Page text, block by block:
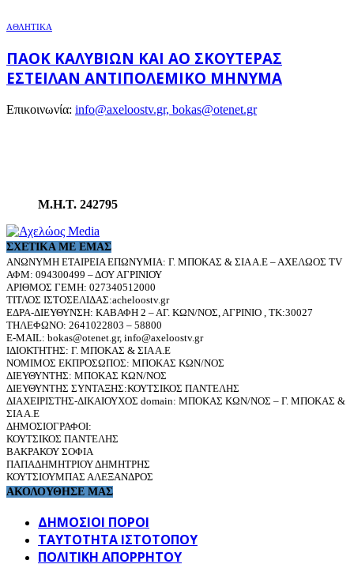
ΑΘΛΗΤΙΚΑ
ΠΑΟΚ ΚΑΛΥΒΊΩΝ ΚΑΙ ΑΟ ΣΚΟΥΤΕΡΆΣ
ΈΣΤΕΙΛΑΝ ΑΝΤΙΠΟΛΕΜΙΚΌ ΜΉΝΥΜΑ
Επικοινωνία: info@axeloostv.gr, bokas@otenet.gr
Μ.Η.Τ. 242795
ΣΧΕΤΙΚΆ ΜΕ ΕΜΆΣ
ΑΝΩΝΥΜΗ ΕΤΑΙΡΕΙΑ ΕΠΩΝΥΜΙΑ: Γ. ΜΠΟΚΑΣ & ΣΙΑ Α.Ε – ΑΧΕΛΩΟΣ TV
ΑΦΜ: 094300499 – ΔΟΥ ΑΓΡΙΝΙΟΥ
ΑΡΙΘΜΟΣ ΓΕΜΗ: 027340512000
ΤΙΤΛΟΣ ΙΣΤΟΣΕΛΙΔΑΣ:acheloostv.gr
ΕΔΡΑ-ΔΙΕΥΘΥΝΣΗ: ΚΑΒΑΦΗ 2 – ΑΓ. ΚΩΝ/ΝΟΣ, ΑΓΡΙΝΙΟ , ΤΚ:30027
ΤΗΛΕΦΩΝΟ: 2641022803 – 58800
E-MAIL: bokas@otenet.gr, info@axeloostv.gr
ΙΔΙΟΚΤΗΤΗΣ: Γ. ΜΠΟΚΑΣ & ΣΙΑ Α.Ε
ΝΟΜΙΜΟΣ ΕΚΠΡΟΣΩΠΟΣ: ΜΠΟΚΑΣ ΚΩΝ/ΝΟΣ
ΔΙΕΥΘΥΝΤΗΣ: ΜΠΟΚΑΣ ΚΩΝ/ΝΟΣ
ΔΙΕΥΘΥΝΤΗΣ ΣΥΝΤΑΞΗΣ:ΚΟΥΤΣΙΚΟΣ ΠΑΝΤΕΛΗΣ
ΔΙΑΧΕΙΡΙΣΤΗΣ-ΔΙΚΑΙΟΥΧΟΣ domain: ΜΠΟΚΑΣ ΚΩΝ/ΝΟΣ – Γ. ΜΠΟΚΑΣ &
ΣΙΑ Α.Ε
ΔΗΜΟΣΙΟΓΡΑΦΟΙ:
ΚΟΥΤΣΙΚΟΣ ΠΑΝΤΕΛΗΣ
ΒΑΚΡΑΚΟΥ ΣΟΦΙΑ
ΠΑΠΑΔΗΜΗΤΡΙΟΥ ΔΗΜΗΤΡΗΣ
ΚΟΥΤΣΙΟΥΜΠΑΣ ΑΛΕΞΑΝΔΡΟΣ
ΑΚΟΛΟΥΘΗΣΕ ΜΑΣ
ΔΗΜΟΣΙΟΙ ΠΟΡΟΙ
ΤΑΥΤΌΤΗΤΑ ΙΣΤΌΤΟΠΟΥ
ΠΟΛΙΤΙΚΉ ΑΠΟΡΡΉΤΟΥ